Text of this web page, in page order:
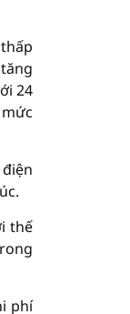
24
thế
phí